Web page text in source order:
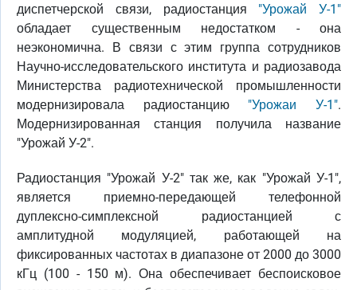
диспетчерской связи, радиостанция "Урожай У-1"
обладает существенным недостатком - она
неэкономична. В связи с этим группа сотрудников
Научно-исследовательского института и радиозавода
Министерства радиотехнической промышленности
модернизировала радиостанцию "Урожаи У-1".
Модернизированная станция получила название
"Урожай У-2".
Радиостанция "Урожай У-2" так же, как "Урожай У-1",
является приемно-передающей телефонной
дуплексно-симплексной радиостанцией с
амплитудной модуляцией, работающей на
фиксированных частотах в диапазоне от 2000 до 3000
кГц (100 - 150 м). Она обеспечивает беспоисковое